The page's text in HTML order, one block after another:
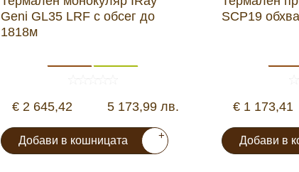
Geni GL35 LRF с обсег до
1818м
€ 2 645,42 5 173,99 лв.
Добави в кошницата +
SCP19
€ 1 173,41
Добави в